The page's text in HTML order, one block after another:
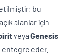
bu
alanlar için
veyaGenesis
eder.